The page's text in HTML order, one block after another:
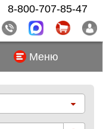
Меню
8-800-707-85-47